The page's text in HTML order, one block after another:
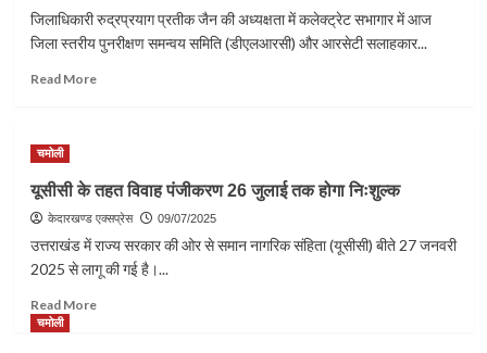
चुनाव
के
जिलाधिकारी रुद्रप्रयाग प्रतीक जैन की अध्यक्षता में कलेक्ट्रेट सभागार में आज
जिला स्तरीय पुनरीक्षण समन्वय समिति (डीएलआरसी) और आरसेटी सलाहकार...
Read MoreRead
जा
रही
जनकल्याणकारी
योजनाओं
के
क्रियान्वयन
चमोली
यूसीसी के तहत विवाह पंजीकरण 26 जुलाई तक होगा निःशुल्क
केदारखण्ड एक्सप्रेस 09/07/2025
उत्तराखंड में राज्य सरकार की ओर से समान नागरिक संहिता (यूसीसी) बीते 27 जनवरी
2025 से लागू की गई है।...
Read MoreRead
चमोली